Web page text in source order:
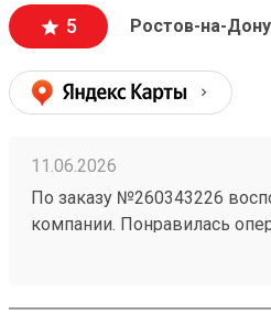
оформлением. Самое
стопроцентная сохранность
сроки соблюдаются.
260183788)
5 Ростов-на-Дону
11.06.2026
По заказу №260343226
компании. Понравилась
своевременно. Замечаний